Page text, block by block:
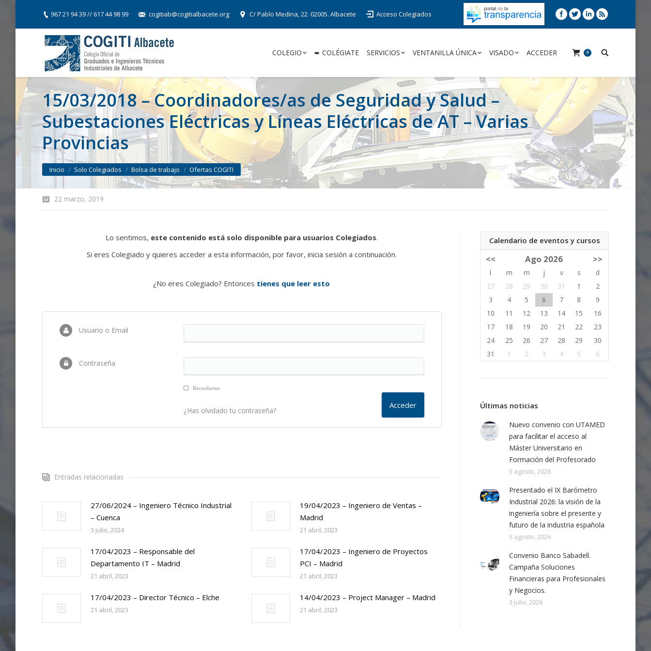
967 21 94 39 // 617 44 98 99 cogitiab@cogitialbacete.org C/ Pablo Medina, 22. 02005. Albacete Acceso Colegiados
COLEGIO ➨ COLÉGIATE SERVICIOS VENTANILLA ÚNICA VISADO ACCEDER 0
15/03/2018 – Coordinadores/as de Seguridad y Salud –
Subestaciones Eléctricas y Líneas Eléctricas de AT – Varias
Provincias
You are here:
Inicio Solo Colegiados Bolsa de trabajo Ofertas COGITI
22 marzo, 2019
Lo sentimos, este contenido está solo disponible para usuarios Colegiados.
Si eres Colegiado y quieres acceder a esta información, por favor, inicia sesión a continuación.
¿No eres Colegiado? Entonces tienes que leer esto
Usuario o Email
Contraseña
Recordarme
¿Has olvidado tu contraseña?
Entradas relacionadas
27/06/2024 – Ingeniero Técnico Industrial
– Cuenca
3 julio, 2024
19/04/2023 – Ingeniero de Ventas –
Madrid
21 abril, 2023
17/04/2023 – Responsable del
Departamento IT – Madrid
21 abril, 2023
17/04/2023 – Ingeniero de Proyectos
PCI – Madrid
21 abril, 2023
17/04/2023 – Director Técnico – Elche
21 abril, 2023
14/04/2023 – Project Manager – Madrid
21 abril, 2023
Calendario de eventos y cursos
<< Ago 2026 >>
l m m j v s
d
27
28 29 30 31 1
2
3
4 5 6 7 8
9
10
11 12 13 14 15
16
17
18 19 20 21 22
23
24
25 26 27 28 29
30
31
1 2 3 4 5 6
Últimas noticias
Nuevo convenio con UTAMED
para facilitar el acceso al
Máster Universitario en
Formación del Profesorado
5 agosto, 2026
Presentado el IX Barómetro
Industrial 2026: la visión de la
ingeniería sobre el presente y
futuro de la industria española
5 agosto, 2026
Convenio Banco Sabadell.
Campaña Soluciones
Financieras para Profesionales
y Negocios.
3 julio, 2026